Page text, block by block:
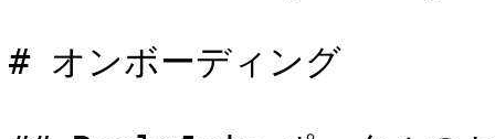
# オンボーディング